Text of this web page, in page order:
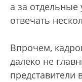
а за отдельные
отвечать
Впрочем,
далеко не
представители